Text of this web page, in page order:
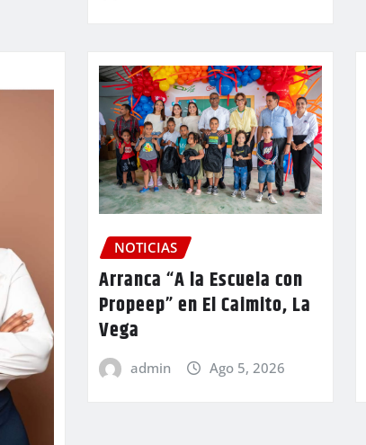
NOTICIAS
Arranca “A la Escuela con
Propeep” en El Caimito, La
Vega
admin Ago 5, 2026